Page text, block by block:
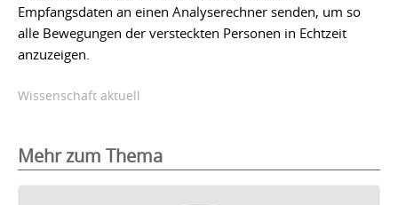
Empfangsdaten an einen Analyserechner senden, um so
alle Bewegungen der versteckten Personen in Echtzeit
anzuzeigen.
Wissenschaft aktuell
Mehr zum Thema